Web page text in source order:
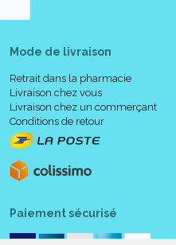
Mode de livraison
Retrait dans la pharmacie
Livraison chez vous
Livraison chez un commerçant
Conditions de retour
Paiement sécurisé